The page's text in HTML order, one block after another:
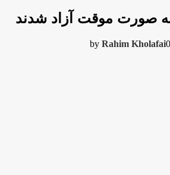
صورت موقت آزاد شدند
by Rahim Kholafai